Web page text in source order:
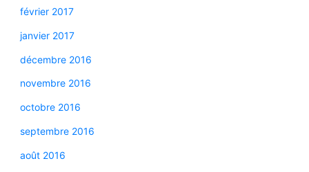
février 2017
janvier 2017
décembre 2016
novembre 2016
octobre 2016
septembre 2016
août 2016